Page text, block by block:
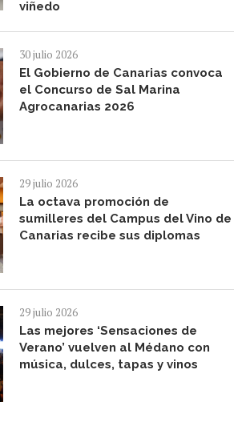
viñedo
30 julio 2026
El Gobierno de Canarias convoca
el Concurso de Sal Marina
Agrocanarias 2026
29 julio 2026
La octava promoción de
sumilleres del Campus del Vino de
Canarias recibe sus diplomas
29 julio 2026
Las mejores ‘Sensaciones de
Verano’ vuelven al Médano con
música, dulces, tapas y vinos